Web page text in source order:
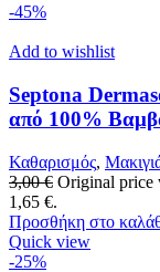
-45%
Add to wishlist
Septona
από 100%
Καθαρισμός,
3,00€ Original price
1,65 €.
Προσθήκη στο
Quick view
-25%